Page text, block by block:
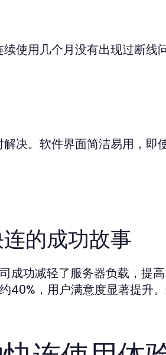
使用几个月没有出现过断线
决。软件界面简洁易用，即
的成功故事
成功减轻了服务器负载，提
40%，用户满意度显著提升